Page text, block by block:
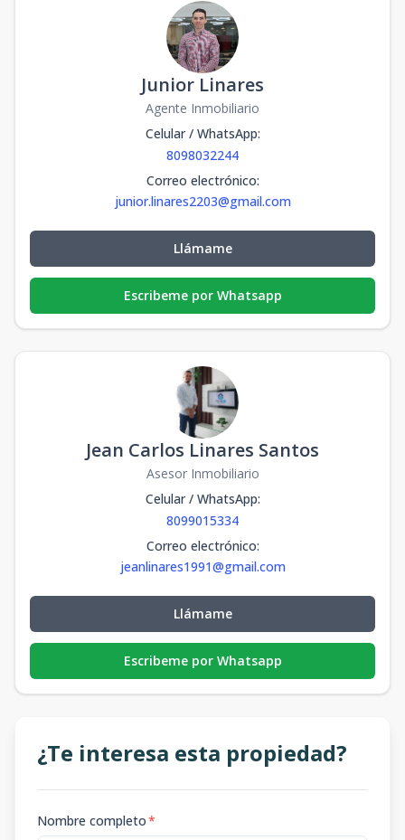
Junior Linares
Agente Inmobiliario
Celular / WhatsApp:
8098032244
Correo electrónico:
junior.linares2203@gmail.com
Llámame
Escribeme por Whatsapp
Jean Carlos Linares Santos
Asesor Inmobiliario
Celular / WhatsApp:
8099015334
Correo electrónico:
jeanlinares1991@gmail.com
Llámame
Escribeme por Whatsapp
¿Te interesa esta propiedad?
Nombre completo*